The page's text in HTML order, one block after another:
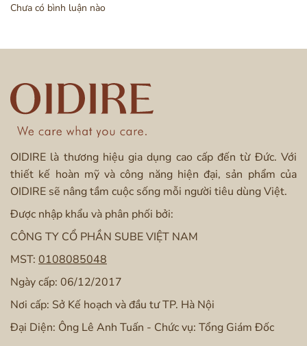
Bình thủy điện ODI01A đun nóng trong vòng 3
Công nghệ khử Clo độc quyền
Bình thủy điện OIDIRE được trang bị thêm
Chưa có bình luận nào
OIDIRE là thương hiệu gia dụng cao cấp đến từ Đức. Với
thiết kế hoàn mỹ và công năng hiện đại, sản phẩm của
OIDIRE sẽ nâng tầm cuộc sống mỗi người tiêu dùng Việt.
Được nhập khẩu và phân phối bởi:
CÔNG TY CỔ PHẦN SUBE VIỆT NAM
MST: 0108085048
Ngày cấp: 06/12/2017
Nơi cấp: Sở Kế hoạch và đầu tư TP. Hà Nội
Đại Diện: Ông Lê Anh Tuấn - Chức vụ: Tổng Giám Đốc